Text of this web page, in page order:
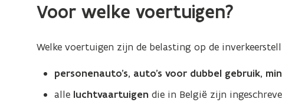
Voor welke voertuigen?
Welke voertuigen zijn de belasting op de
personenauto’s, auto’s voor dubbel gebruik,
alle luchtvaartuigen die in België zijn